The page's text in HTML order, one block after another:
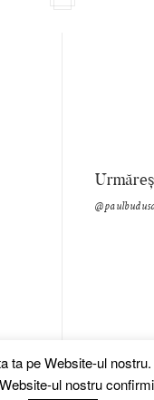
pe Website-ul
ul nostru